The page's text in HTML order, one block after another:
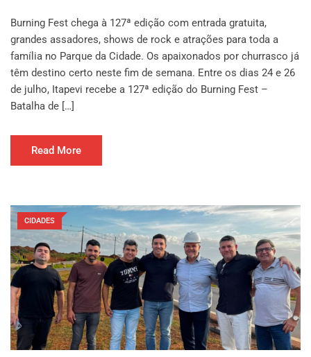
Burning Fest chega à 127ª edição com entrada gratuita,
grandes assadores, shows de rock e atrações para toda a
família no Parque da Cidade. Os apaixonados por churrasco já
têm destino certo neste fim de semana. Entre os dias 24 e 26
de julho, Itapevi recebe a 127ª edição do Burning Fest –
Batalha de […]
Read More
CIDADES